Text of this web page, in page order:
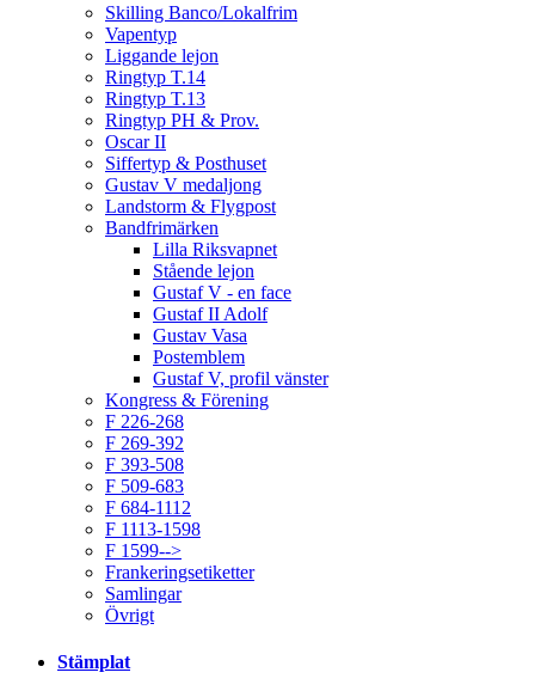
Skilling Banco/Lokalfrim
Vapentyp
Liggande lejon
Ringtyp T.14
Ringtyp T.13
Ringtyp PH & Prov.
Oscar II
Siffertyp & Posthuset
Gustav V medaljong
Landstorm & Flygpost
Bandfrimärken
Lilla Riksvapnet
Stående lejon
Gustaf V - en face
Gustaf II Adolf
Gustav Vasa
Postemblem
Gustaf V, profil vänster
Kongress & Förening
F 226-268
F 269-392
F 393-508
F 509-683
F 684-1112
F 1113-1598
F 1599-->
Frankeringsetiketter
Samlingar
Övrigt
Stämplat